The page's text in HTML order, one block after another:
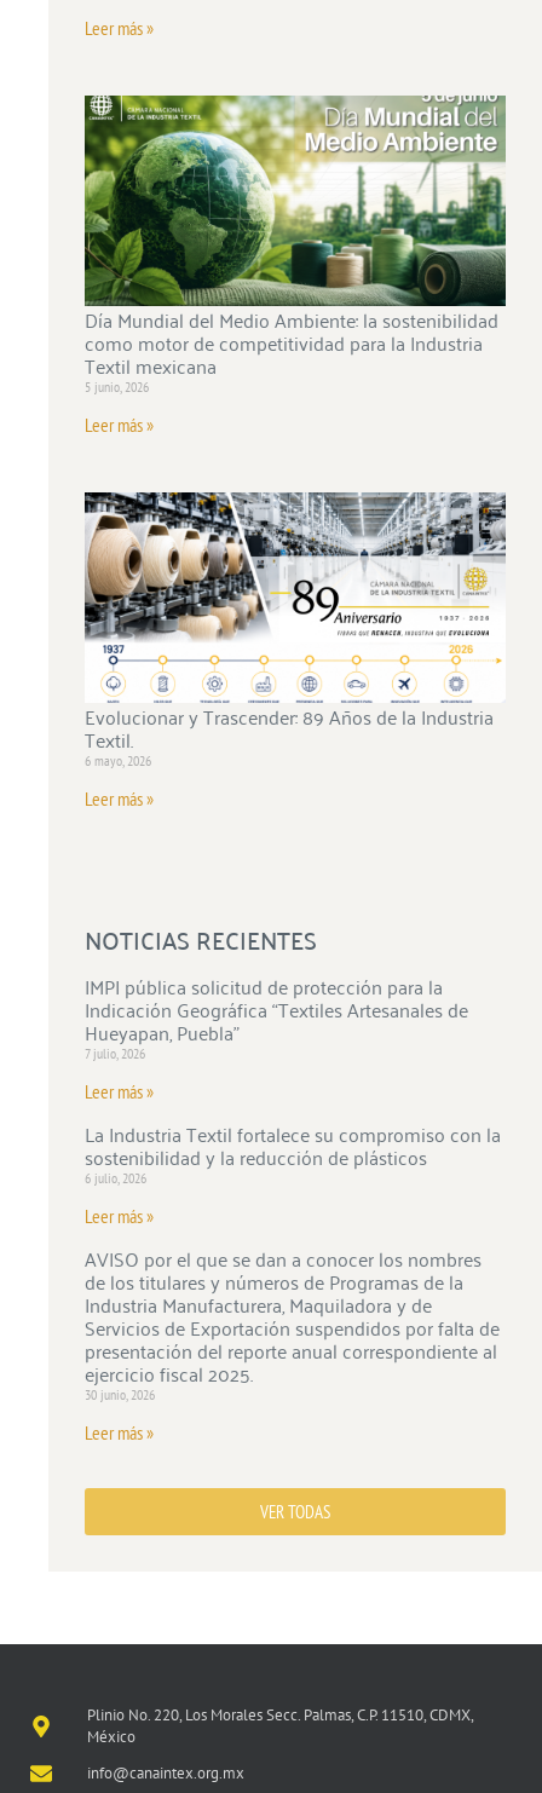
Leer más »
Día Mundial del Medio Ambiente: la sostenibilidad
como motor de competitividad para la Industria
Textil mexicana
5 junio, 2026
Leer más »
Evolucionar y Trascender: 89 Años de la Industria
Textil.
6 mayo, 2026
Leer más »
NOTICIAS RECIENTES
IMPI pública solicitud de protección para la
Indicación Geográfica “Textiles Artesanales de
Hueyapan, Puebla”
7 julio, 2026
Leer más »
La Industria Textil fortalece su compromiso con la
sostenibilidad y la reducción de plásticos
6 julio, 2026
Leer más »
AVISO por el que se dan a conocer los nombres
de los titulares y números de Programas de la
Industria Manufacturera, Maquiladora y de
Servicios de Exportación suspendidos por falta de
presentación del reporte anual correspondiente al
ejercicio fiscal 2025.
30 junio, 2026
Leer más »
VER TODAS
Plinio No. 220, Los Morales Secc. Palmas, C.P. 11510, CDMX,
México
info@canaintex.org.mx